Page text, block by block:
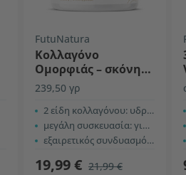
FutuNatura
Κολλαγόνο
Ομορφιάς – σκόνη
για ρόφημα
239,50 γρ
2 είδη κολλαγόνου: υδρολυμένο + Verisol®
μεγάλη συσκευασία: για 30 ροφήματα
εξαιρετικός συνδυασμός συστατικών με γλυκαντικό γλυκοζίτες στεβιόλης
19,99 € 21,99 €